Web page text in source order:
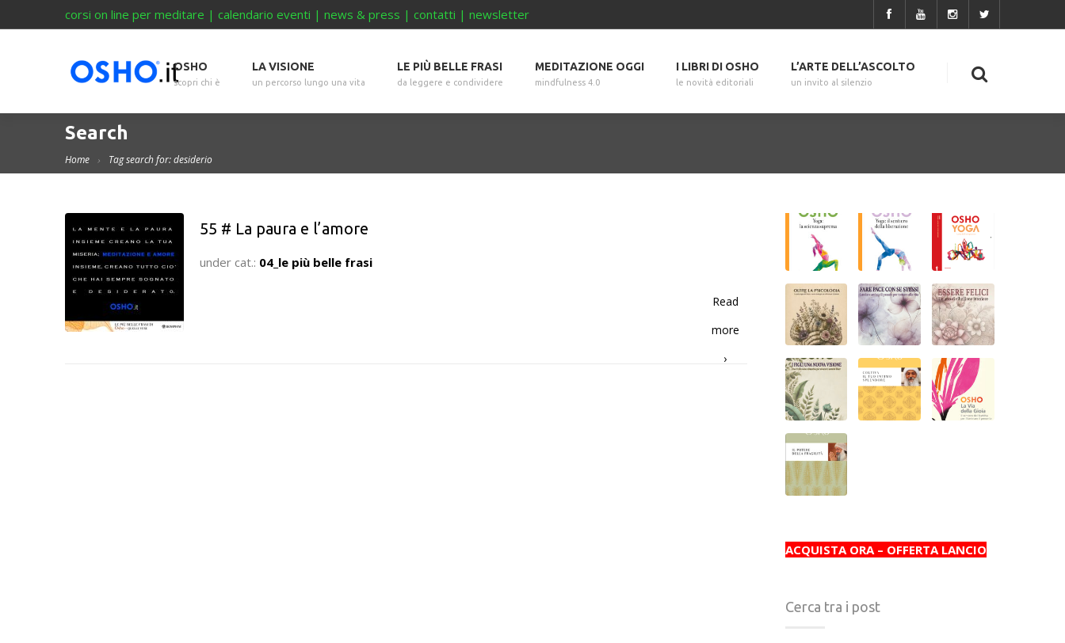
corsi on line per meditare | calendario eventi | news & press | contatti | newsletter
OSHO
scopri chi è
LA VISIONE
un percorso lungo una vita
LE PIÙ BELLE FRASI
da leggere e condividere
MEDITAZIONE OGGI
mindfulness 4.0
I LIBRI DI OSHO
le novità editoriali
L’ARTE DELL’ASCOLTO
un invito al silenzio
Search
Home Tag search for: desiderio
55 # La paura e l’amore
under cat.: 04_le più belle frasi
Read
more
›
ACQUISTA ORA – OFFERTA LANCIO
Cerca tra i post